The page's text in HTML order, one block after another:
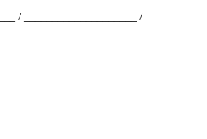
/ ____________________ /